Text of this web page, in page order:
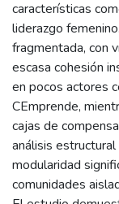
características
liderazgo
fragmentada, con
escasa cohesión
en pocos actores
CEmprende,
cajas de
análisis
modularidad
comunidades